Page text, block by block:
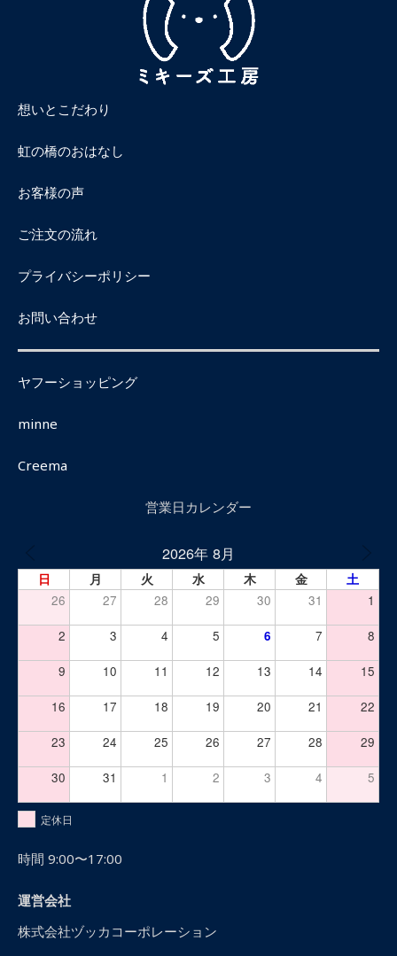
想いとこだわり
虹の橋のおはなし
お客様の声
ご注文の流れ
プライバシーポリシー
お問い合わせ
ヤフーショッピング
minne
Creema
営業日カレンダー
2026年 8月
日 月 火 水 木 金
土
26
27 28 29 30 31 1
2 3 4 5 6 7 8
9 10 11 12 13 14 15
16 17 18 19 20 21 22
23 24 25 26 27 28 29
30 31 1 2 3 4 5
定休日
時間 9:00〜17:00
運営会社
株式会社ヅッカコーポレーション